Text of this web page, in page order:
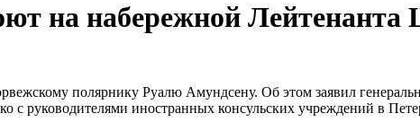
на набережной
полярнику Руалю Амундсену. Об этом заявил
с руководителями иностранных консульских учреждений в